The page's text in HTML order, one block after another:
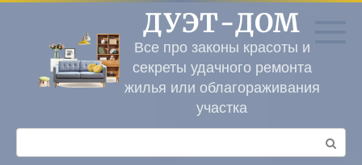
Перейти
контенту
ДУЭТ-ДОМ
Все про законы красоты и
секреты удачного ремонта
жилья или облагораживания
участка
Поиск: